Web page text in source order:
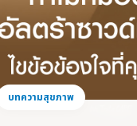
บทความสุขภาพ